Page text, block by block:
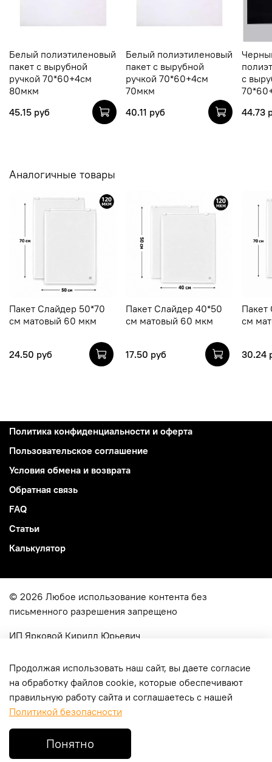
В корзину
Белый полиэтиленовый
пакет с вырубной
ручкой 70*60+4см
80мкм
45.15 руб
Белый полиэтиленовый
пакет с вырубной
ручкой 70*60+4см
70мкм
40.11 руб
с
44.73
Аналогичные товары
Пакет Слайдер 50*70
см матовый 60 мкм
24.50 руб
Пакет Слайдер 40*50
см матовый 60 мкм
17.50 руб
Пакет
см
30.24
Политика конфиденциальности и оферта
Пользовательское соглашение
Условия обмена и возврата
Обратная связь
FAQ
Статьи
Калькулятор
© 2026 Любое использование контента без
письменного разрешения запрещено
ИП Ярковой Кирилл Юрьевич
г. Москва, ул. Молодцова 4-114
Продолжая использовать наш сайт, вы даете согласие
на обработку файлов cookie, которые обеспечивают
правильную работу сайта и соглашаетесь с нашей
Политикой безопасности
Понятно